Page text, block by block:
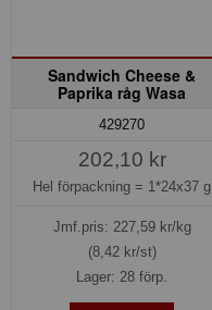
Sandwich Cheese &
Paprika råg Wasa
429270
202,10 kr
Hel förpackning = 1*24x37 g
Jmf.pris: 227,59kr/kg
(8,42 kr/st)
Lager: 28 förp.